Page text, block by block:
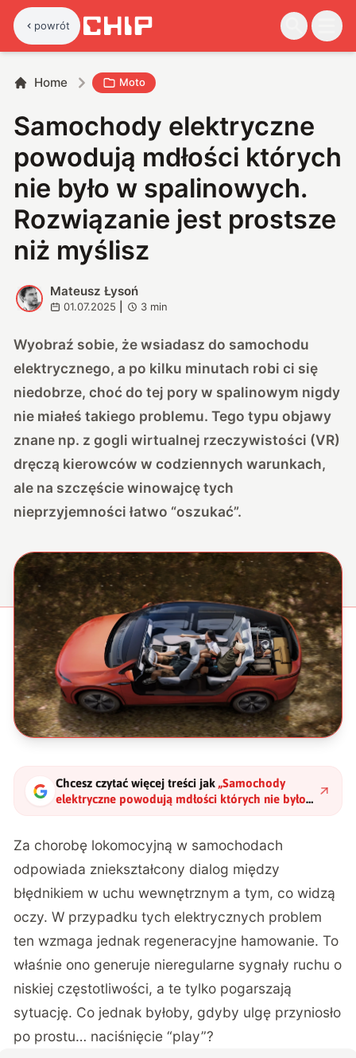
powrót
Home Moto
Samochody elektryczne
powodują mdłości których
nie było w spalinowych.
Rozwiązanie jest prostsze
niż myślisz
M
Mateusz Łysoń
01.07.2025 3 min
Wyobraź sobie, że wsiadasz do samochodu
elektrycznego, a po kilku minutach robi ci się
niedobrze, choć do tej pory w spalinowym nigdy
nie miałeś takiego problemu. Tego typu objawy
znane np. z gogli wirtualnej rzeczywistości (VR)
dręczą kierowców w codziennych warunkach,
ale na szczęście winowajcę tych
nieprzyjemności łatwo “oszukać”.
Chcesz czytać więcej treści jak „Samochody
elektryczne powodują mdłości których nie było
w spalinowych. Rozwiązanie jest prostsze niż
Za chorobę lokomocyjną w samochodach
odpowiada zniekształcony dialog między
błędnikiem w uchu wewnętrznym a tym, co widzą
oczy. W przypadku tych elektrycznych problem
ten wzmaga jednak regeneracyjne hamowanie. To
właśnie ono generuje nieregularne sygnały ruchu o
niskiej częstotliwości, a te tylko pogarszają
sytuację. Co jednak byłoby, gdyby ulgę przyniosło
po prostu… naciśnięcie “play”?